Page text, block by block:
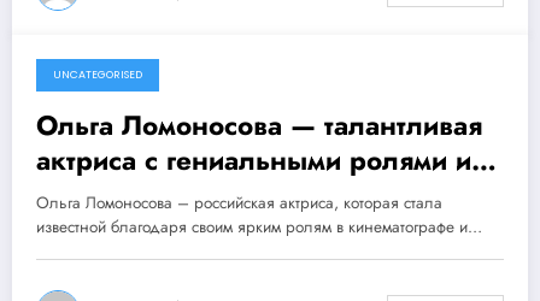
1 ноября 2023
UNCATEGORISED
Ольга Ломоносова — талантливая
актриса с гениальными ролями и
романтичной личной жизнью
Ольга Ломоносова – российская актриса, которая стала
известной благодаря своим ярким ролям в кинематографе и…